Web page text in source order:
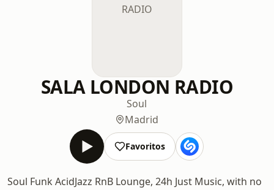
SALA LONDON RADIO
Soul
Madrid
Favoritos
Soul Funk AcidJazz RnB Lounge, 24h Just Music, with no